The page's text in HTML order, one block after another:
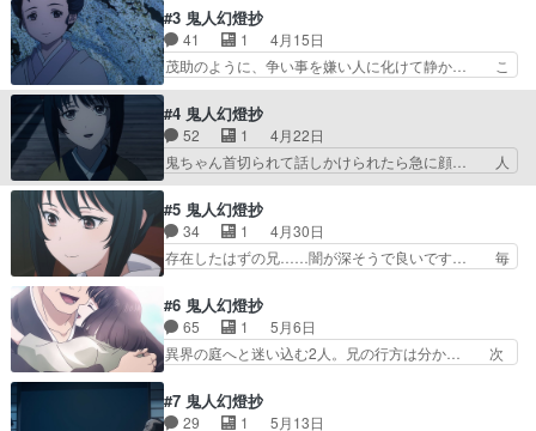
で時代の流れに「…？まぁ声… 特に声優さんの演
技が神がかってた。あとは… あとは何も言えな
い！いや嘘じゃないけどほ…
いえばMBSでこの手の作品といえば、… 奈津は
顔も良いしかわいいな普通の作品だと… 1話は
「そうなるよなーっ、復讐の話でひた… 江戸編を
ワンクールで描き切るんだろうが楽… 今期アニメ
うにスッと入ってきた…単話完… 彼の決意と訣別
しかと見届けましたとはいえ… 人の念によって生
まれる鬼もあるんだ自分が…
#3 鬼人幻燈抄
41 1
4月15日
茂助のように、争い事を嫌い人に化けて静か… こ
れ、次回に続くのか丁寧で良いと思います 人間の
味方をする鬼がいた。甚夜以外にも人… テンポ早
い葛野編が1話でまとまってるって… 意外な展開
で面白いですよね。甚太と茂助が… ママならぬ、
ということは父か。あるいは乳… 最初から「もの
てフラグかとドキドキした… 鬼が出て人を襲う、
男は惨殺、女はさらう、… 前回から3年後、行き
つけのそば屋で辻斬り…
#4 鬼人幻燈抄
52 1
4月22日
鬼ちゃん首切られて話しかけられたら急に顔… 人
の罪が人を鬼にし人を傷つける。生き残る… 普通
に人間を殺めてしまっているのがめちゃ… 世界で
2番目にヒトを殺しているのはヒトな… 今期1番
内容複雑でヤバイアニメだよこんな… 奈津と3年
（前々回）ぶりの再会と同時に辻… すんなり頭に
と思わしき鬼へ怒りのあまり… 辻斬りになった経
緯も、その結果愛していた… タイトル通りのクソ
キャラ来ましたね最後 …
#5 鬼人幻燈抄
34 1
4月30日
存在したはずの兄……闇が深そうで良いです… 毎
ピソードの作り込みに対して、妹に迫る… この蕎
麦屋まだ出てくるんか。兄を誰も覚え… 上に兄が
いたっておかしくはないだろ。死ぬ… いやぁ安濃
監督のOVA『妖魔』を思い出し… なるほど、ミウ
次在衛はある奇妙な悩みを… これで喜ぶのなんて
#6 鬼人幻燈抄
65 1
5月6日
異界の庭へと迷い込む2人。兄の行方は分か… 次
かこう久々に『あ、そういう事！？』っ… 残り
10分怒涛の激アツ展開の応酬で腰抜か… 童女の
#7 鬼人幻燈抄
29 1 5月13日